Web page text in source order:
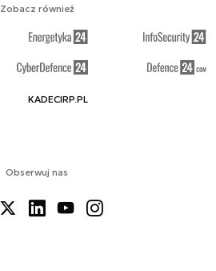
Obserwuj nas
Zobacz również
KADECIRP.PL